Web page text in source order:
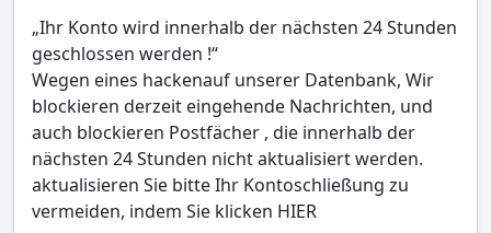
„Ihr Konto wird innerhalb der nächsten 24 Stunden
geschlossen werden !“
Wegen eines hackenauf unserer Datenbank, Wir
blockieren derzeit eingehende Nachrichten, und
auch blockieren Postfächer , die innerhalb der
nächsten 24 Stunden nicht aktualisiert werden.
aktualisieren Sie bitte Ihr Kontoschließung zu
vermeiden, indem Sie klicken HIER